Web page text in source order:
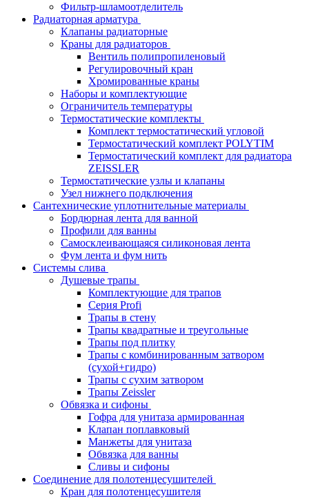
Фильтр-шламоотделитель
Радиаторная арматура
Клапаны радиаторные
Краны для радиаторов
Вентиль полипропиленовый
Регулировочный кран
Хромированные краны
Наборы и комплектующие
Ограничитель температуры
Термостатические комплекты
Комплект термостатический угловой
Термостатический комплект POLYTIM
Термостатический комплект для радиатора
ZEISSLER
Термостатические узлы и клапаны
Узел нижнего подключения
Сантехнические уплотнительные материалы
Бордюрная лента для ванной
Профили для ванны
Самосклеивающаяся силиконовая лента
Фум лента и фум нить
Системы слива
Душевые трапы
Комплектующие для трапов
Серия Profi
Трапы в стену
Трапы квадратные и треугольные
Трапы под плитку
Трапы с комбинированным затвором
(сухой+гидро)
Трапы с сухим затвором
Трапы Zeissler
Обвязка и сифоны
Гофра для унитаза армированная
Клапан поплавковый
Манжеты для унитаза
Обвязка для ванны
Сливы и сифоны
Соединение для полотенцесушителей
Кран для полотенцесушителя